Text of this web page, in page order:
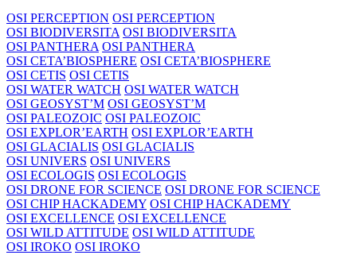
OSI PERCEPTION OSI PERCEPTION
OSI BIODIVERSITA OSI BIODIVERSITA
OSI PANTHERA OSI PANTHERA
OSI CETA’BIOSPHERE OSI CETA’BIOSPHERE
OSI CETIS OSI CETIS
OSI WATER WATCH OSI WATER WATCH
OSI GEOSYST’M OSI GEOSYST’M
OSI PALEOZOIC OSI PALEOZOIC
OSI EXPLOR’EARTH OSI EXPLOR’EARTH
OSI GLACIALIS OSI GLACIALIS
OSI UNIVERS OSI UNIVERS
OSI ECOLOGIS OSI ECOLOGIS
OSI DRONE FOR SCIENCE OSI DRONE FOR SCIENCE
OSI CHIP HACKADEMY OSI CHIP HACKADEMY
OSI EXCELLENCE OSI EXCELLENCE
OSI WILD ATTITUDE OSI WILD ATTITUDE
OSI IROKO OSI IROKO